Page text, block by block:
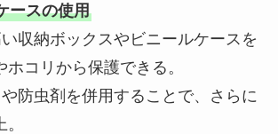
ースの使用
収納ボックスやビニールケースを
コリから保護できる。
防虫剤を併用することで、さらに